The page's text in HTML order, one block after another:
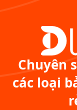
Chuyên
các loại